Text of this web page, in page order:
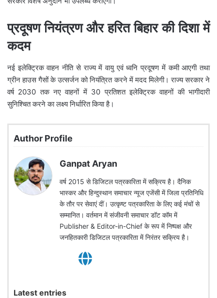
प्रदूषण नियंत्रण और हरित बिहार की दिशा में
कदम
नई इलेक्ट्रिक वाहन नीति से राज्य में वायु एवं ध्वनि प्रदूषण में कमी आएगी तथा
ग्रीन हाउस गैसों के उत्सर्जन को नियंत्रित करने में मदद मिलेगी। राज्य सरकार ने
वर्ष 2030 तक नए वाहनों में 30 प्रतिशत इलेक्ट्रिक वाहनों की भागीदारी
सुनिश्चित करने का लक्ष्य निर्धारित किया है।
Author Profile
Ganpat Aryan
वर्ष 2015 से डिजिटल पत्रकारिता में सक्रिय है। दैनिक
भास्कर और हिन्दुस्थान समाचार न्यूज एजेंसी में जिला प्रतिनिधि
के तौर पर सेवाएं दीं। उत्कृष्ट पत्रकारिता के लिए कई मंचों से
सम्मानित। वर्तमान में संजीवनी समाचार डॉट कॉम में
Publisher & Editor-in-Chief के रूप में निष्पक्ष और
जनहितकारी डिजिटल पत्रकारिता में निरंतर सक्रिय है।
Latest entries